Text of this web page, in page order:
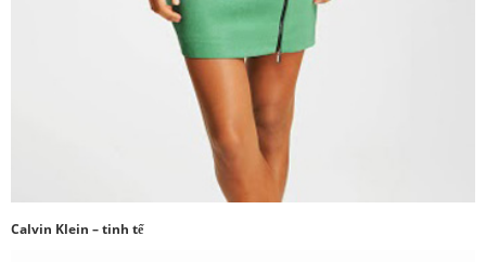
Calvin Klein – tinh tế